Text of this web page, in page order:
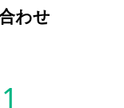
わせ